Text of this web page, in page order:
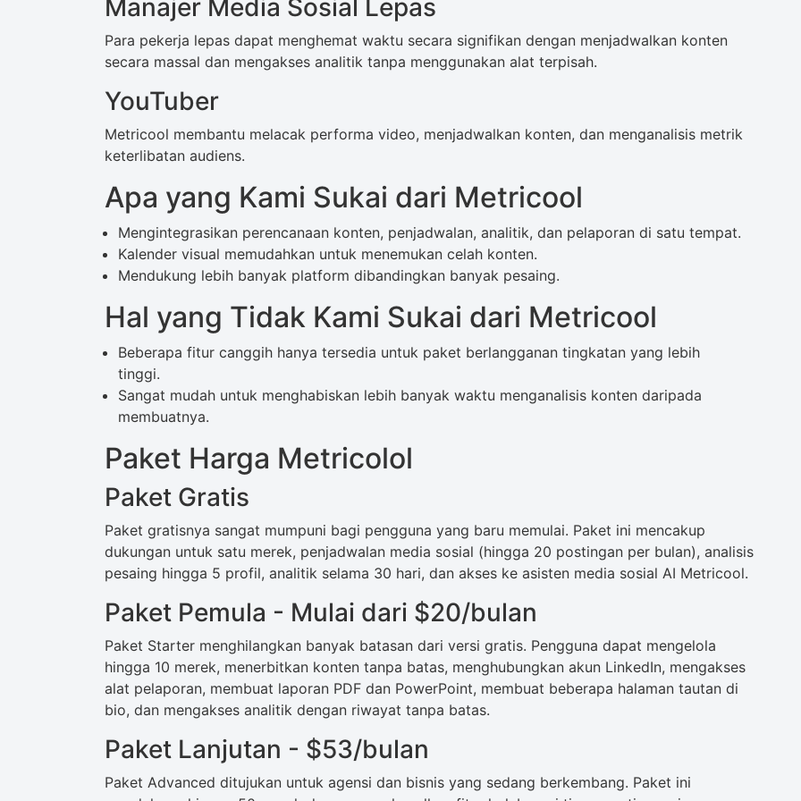
Manajer Media Sosial Lepas
Para pekerja lepas dapat menghemat waktu secara signifikan dengan menjadwalkan konten
secara massal dan mengakses analitik tanpa menggunakan alat terpisah.
YouTuber
Metricool membantu melacak performa video, menjadwalkan konten, dan menganalisis metrik
keterlibatan audiens.
Apa yang Kami Sukai dari Metricool
Mengintegrasikan perencanaan konten, penjadwalan, analitik, dan pelaporan di satu tempat.
Kalender visual memudahkan untuk menemukan celah konten.
Mendukung lebih banyak platform dibandingkan banyak pesaing.
Hal yang Tidak Kami Sukai dari Metricool
Beberapa fitur canggih hanya tersedia untuk paket berlangganan tingkatan yang lebih
tinggi.
Sangat mudah untuk menghabiskan lebih banyak waktu menganalisis konten daripada
membuatnya.
Paket Harga Metricolol
Paket Gratis
Paket gratisnya sangat mumpuni bagi pengguna yang baru memulai. Paket ini mencakup
dukungan untuk satu merek, penjadwalan media sosial (hingga 20 postingan per bulan), analisis
pesaing hingga 5 profil, analitik selama 30 hari, dan akses ke asisten media sosial AI Metricool.
Paket Pemula - Mulai dari $20/bulan
Paket Starter menghilangkan banyak batasan dari versi gratis. Pengguna dapat mengelola
hingga 10 merek, menerbitkan konten tanpa batas, menghubungkan akun LinkedIn, mengakses
alat pelaporan, membuat laporan PDF dan PowerPoint, membuat beberapa halaman tautan di
bio, dan mengakses analitik dengan riwayat tanpa batas.
Paket Lanjutan - $53/bulan
Paket Advanced ditujukan untuk agensi dan bisnis yang sedang berkembang. Paket ini